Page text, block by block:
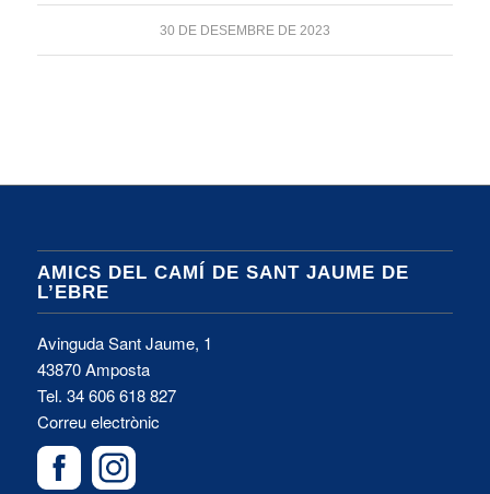
30 DE DESEMBRE DE 2023
AMICS DEL CAMÍ DE SANT JAUME DE
L’EBRE
Avinguda Sant Jaume, 1
43870 Amposta
Tel. 34 606 618 827
Correu electrònic